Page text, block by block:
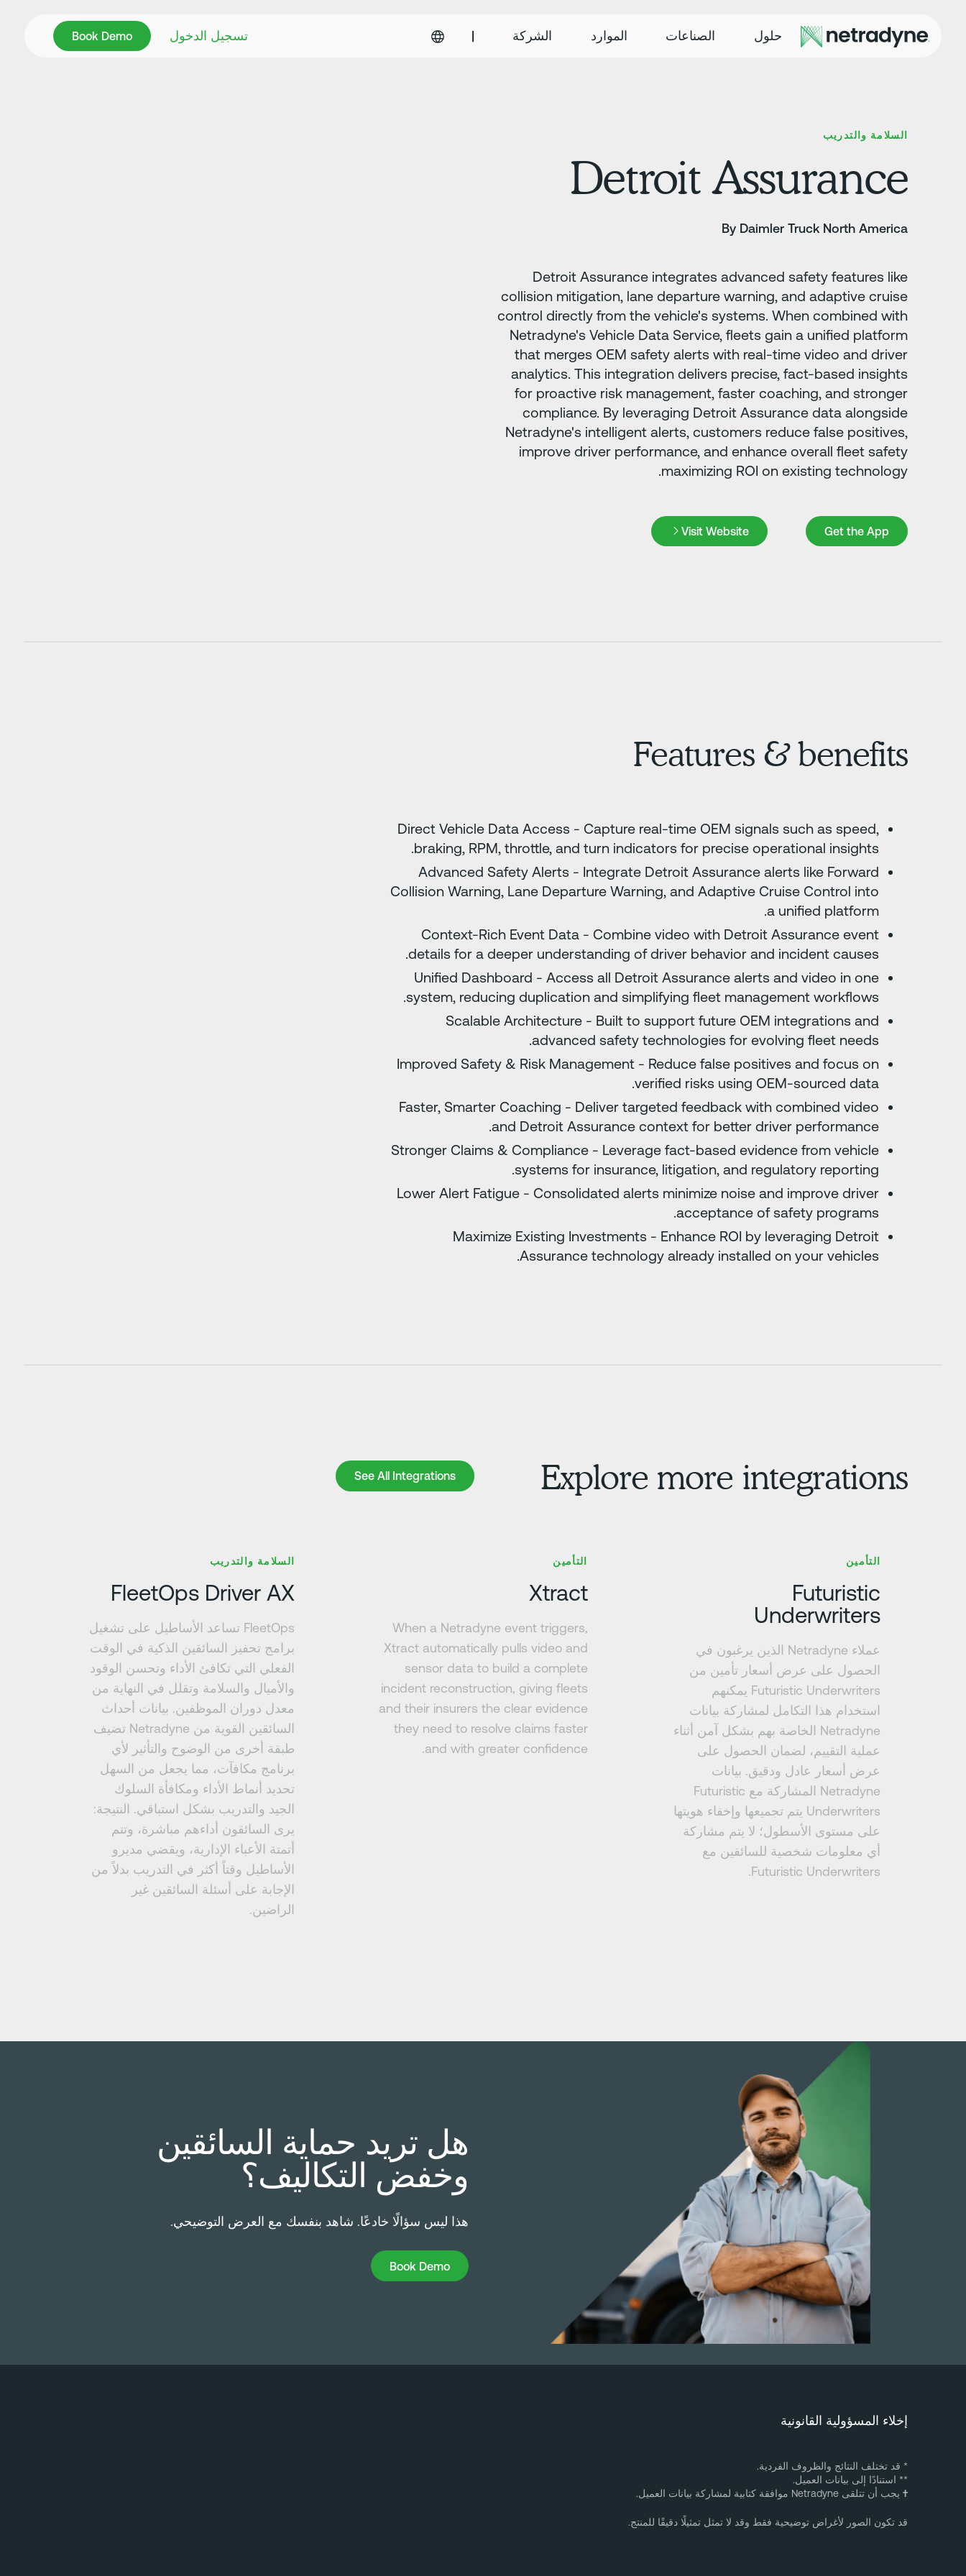
حلول الصناعات الموارد الشركة | تسجيل الدخول Book Demo
Book Demo
السلامة والتدريب
Detroit Assurance
By Daimler Truck North America
Detroit Assurance integrates advanced safety features like
collision mitigation, lane departure warning, and adaptive cruise
control directly from the vehicle's systems. When combined with
Netradyne's Vehicle Data Service, fleets gain a unified platform
that merges OEM safety alerts with real-time video and driver
analytics. This integration delivers precise, fact-based insights
for proactive risk management, faster coaching, and stronger
compliance. By leveraging Detroit Assurance data alongside
Netradyne's intelligent alerts, customers reduce false positives,
improve driver performance, and enhance overall fleet safety
maximizing ROI on existing technology.
Get the App
Get the App
Visit Website
Visit Website
Features & benefits
Direct Vehicle Data Access - Capture real-time OEM signals such as speed,
braking, RPM, throttle, and turn indicators for precise operational insights.
Advanced Safety Alerts - Integrate Detroit Assurance alerts like Forward
Collision Warning, Lane Departure Warning, and Adaptive Cruise Control into
a unified platform.
Context-Rich Event Data - Combine video with Detroit Assurance event
details for a deeper understanding of driver behavior and incident causes.
Unified Dashboard - Access all Detroit Assurance alerts and video in one
system, reducing duplication and simplifying fleet management workflows.
Scalable Architecture - Built to support future OEM integrations and
advanced safety technologies for evolving fleet needs.
Improved Safety & Risk Management - Reduce false positives and focus on
verified risks using OEM-sourced data.
Faster, Smarter Coaching - Deliver targeted feedback with combined video
and Detroit Assurance context for better driver performance.
Stronger Claims & Compliance - Leverage fact-based evidence from vehicle
systems for insurance, litigation, and regulatory reporting.
Lower Alert Fatigue - Consolidated alerts minimize noise and improve driver
acceptance of safety programs.
Maximize Existing Investments - Enhance ROI by leveraging Detroit
Assurance technology already installed on your vehicles.
Explore more integrations
See All Integrations
See All Integrations
التأمين
Futuristic
Underwriters
عملاء Netradyne الذين يرغبون في
الحصول على عرض أسعار تأمين من
Futuristic Underwriters يمكنهم
استخدام هذا التكامل لمشاركة بيانات
Netradyne الخاصة بهم بشكل آمن أثناء
عملية التقييم، لضمان الحصول على
عرض أسعار عادل ودقيق. بيانات
Netradyne المشاركة مع Futuristic
Underwriters يتم تجميعها وإخفاء هويتها
على مستوى الأسطول؛ لا يتم مشاركة
أي معلومات شخصية للسائقين مع
Futuristic Underwriters.
التأمين
Xtract
When a Netradyne event triggers,
Xtract automatically pulls video and
sensor data to build a complete
incident reconstruction, giving fleets
and their insurers the clear evidence
they need to resolve claims faster
and with greater confidence.
السلامة والتدريب
FleetOps Driver AX
FleetOps تساعد الأساطيل على تشغيل
برامج تحفيز السائقين الذكية في الوقت
الفعلي التي تكافئ الأداء وتحسن الوقود
والأميال والسلامة وتقلل في النهاية من
معدل دوران الموظفين. بيانات أحداث
السائقين القوية من Netradyne تضيف
طبقة أخرى من الوضوح والتأثير لأي
برنامج مكافآت، مما يجعل من السهل
تحديد أنماط الأداء ومكافأة السلوك
الجيد والتدريب بشكل استباقي. النتيجة:
يرى السائقون أداءهم مباشرة، وتتم
أتمتة الأعباء الإدارية، ويقضي مديرو
الأساطيل وقتاً أكثر في التدريب بدلاً من
الإجابة على أسئلة السائقين غير
الراضين.
هل تريد حماية السائقين
وخفض التكاليف؟
هذا ليس سؤالًا خادعًا. شاهد بنفسك مع العرض التوضيحي.
Book Demo
Book Demo
إخلاء المسؤولية القانونية
* قد تختلف النتائج والظروف الفردية.
** استنادًا إلى بيانات العميل.
†يجب أن تتلقى Netradyne موافقة كتابية لمشاركة بيانات العميل.
قد تكون الصور لأغراض توضيحية فقط وقد لا تمثل تمثيلًا دقيقًا للمنتج.